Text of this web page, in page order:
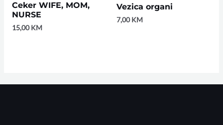
Ceker WIFE, MOM,
NURSE
15,00KM
Vezica organi
7,00KM